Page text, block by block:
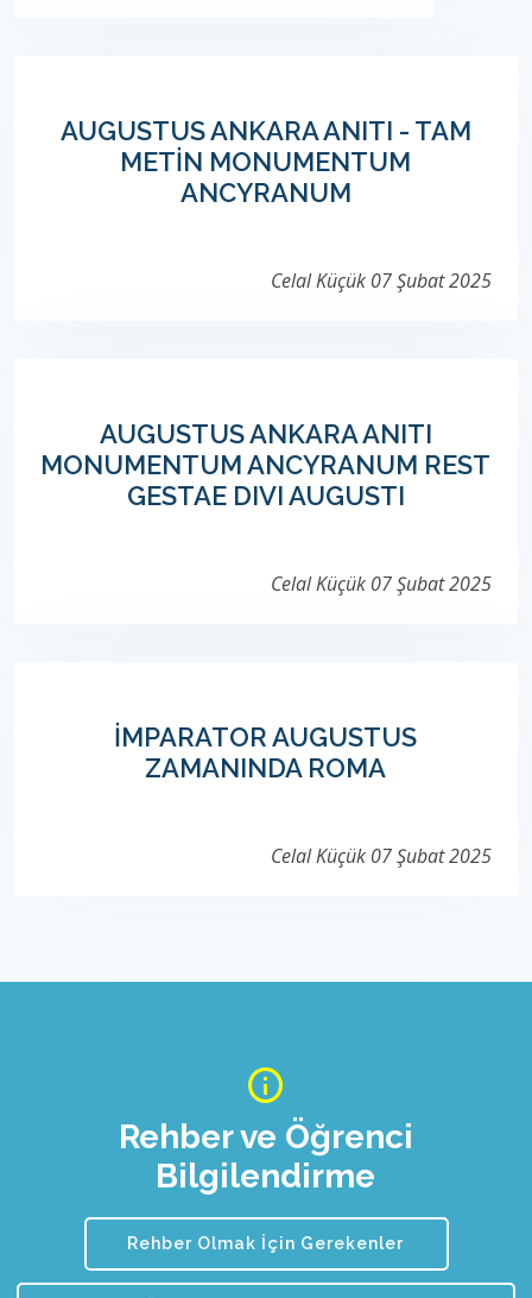
AUGUSTUS ANKARA ANITI - TAM
METİN MONUMENTUM
ANCYRANUM
Celal Küçük 07 Şubat 2025
AUGUSTUS ANKARA ANITI
MONUMENTUM ANCYRANUM REST
GESTAE DIVI AUGUSTI
Celal Küçük 07 Şubat 2025
İMPARATOR AUGUSTUS
ZAMANINDA ROMA
Celal Küçük 07 Şubat 2025
Rehber ve Öğrenci
Bilgilendirme
Rehber Olmak İçin Gerekenler